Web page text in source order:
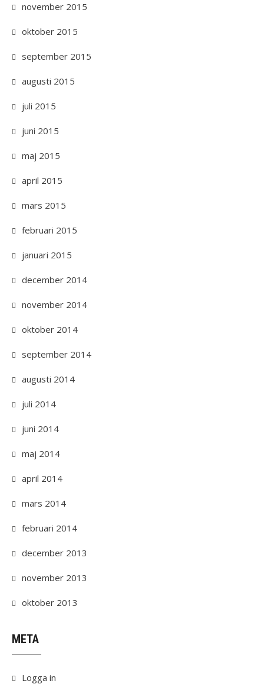
november 2015
oktober 2015
september 2015
augusti 2015
juli 2015
juni 2015
maj 2015
april 2015
mars 2015
februari 2015
januari 2015
december 2014
november 2014
oktober 2014
september 2014
augusti 2014
juli 2014
juni 2014
maj 2014
april 2014
mars 2014
februari 2014
december 2013
november 2013
oktober 2013
META
Logga in